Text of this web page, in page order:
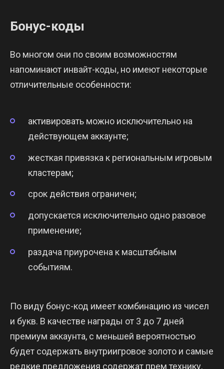
Бонус-коды
Во многом они по своим возможностям
напоминают инвайт-коды, но имеют некоторые
отличительные особенности:
активировать можно исключительно на
действующем аккаунте;
жесткая привязка к региональным игровым
кластерам;
срок действия ограничен;
допускается исключительно одно разовое
применение;
раздача приурочена к масштабным
событиям.
По виду бонус-код имеет комбинацию из чисел
и букв. В качестве награды от 3 до 7 дней
премиум аккаунта, с меньшей вероятностью
будет содержать внутриигровое золото и самые
редкие предложения содержат прем технику.